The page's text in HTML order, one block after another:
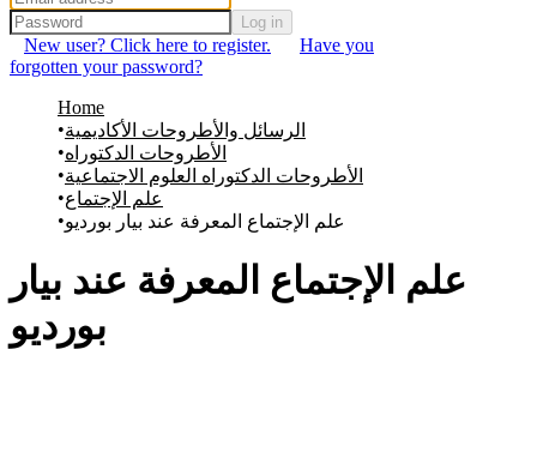
Log in
New user? Click here to register.
Have you
forgotten your password?
Home
الرسائل والأطروحات الأكاديمية
الأطروحات الدكتوراه
الأطروحات الدكتوراه العلوم الاجتماعية
علم الإجتماع
علم الإجتماع المعرفة عند بيار بورديو
علم الإجتماع المعرفة عند بيار
بورديو